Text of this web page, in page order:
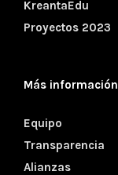
KreantaEdu
Proyectos 2023
Más información
Equipo
Transparencia
Alianzas